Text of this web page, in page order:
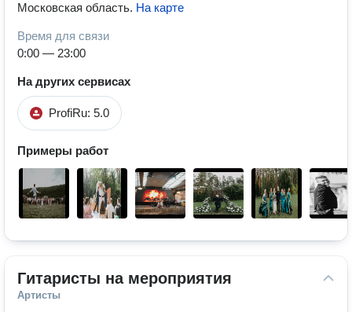
Московская область. На карте
Время для связи
0:00 — 23:00
На других сервисах
ProfiRu: 5.0
Примеры работ
Гитаристы на мероприятия
Артисты